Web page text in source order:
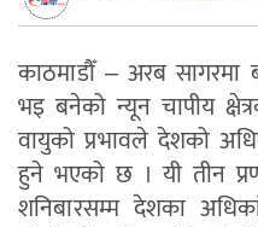
काठमाडौँ – अरब सागरमा
भइ बनेको न्यून चापीय
वायुको प्रभावले देशको
हुने भएको छ । यी तीन
शनिबारसम्म देशका